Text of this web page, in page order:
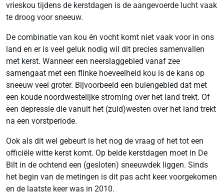
vrieskou tijdens de kerstdagen is de aangevoerde lucht vaak
te droog voor sneeuw.
De combinatie van kou én vocht komt niet vaak voor in ons
land en er is veel geluk nodig wil dit precies samenvallen
met kerst. Wanneer een neerslaggebied vanaf zee
samengaat met een flinke hoeveelheid kou is de kans op
sneeuw veel groter. Bijvoorbeeld een buiengebied dat met
een koude noordwestelijke stroming over het land trekt. Of
een depressie die vanuit het (zuid)westen over het land trekt
na een vorstperiode.
Ook als dit wel gebeurt is het nog de vraag of het tot een
officiële witte kerst komt. Op beide kerstdagen moet in De
Bilt in de ochtend een (gesloten) sneeuwdek liggen. Sinds
het begin van de metingen is dit pas acht keer voorgekomen
en de laatste keer was in 2010.